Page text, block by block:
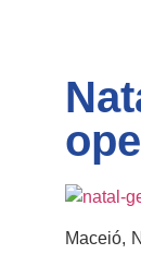
Maceió,